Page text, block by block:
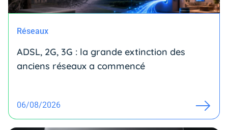
Réseaux
ADSL, 2G, 3G : la grande extinction des
anciens réseaux a commencé
06/08/2026